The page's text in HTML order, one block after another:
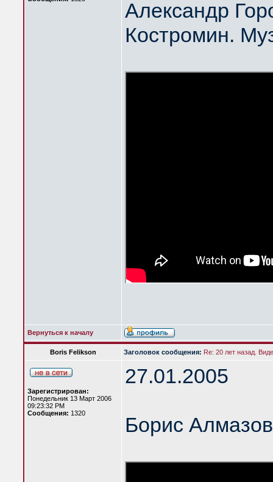
Александр
Костромин.
Вернуться к началу
Boris Felikson Заголовок сообщения: Re: 20 лет назад.
Зарегистрирован:
Понедельник 13 Март 2006
09:23:32 PM
Сообщения: 1320
27.01.2005
Борис